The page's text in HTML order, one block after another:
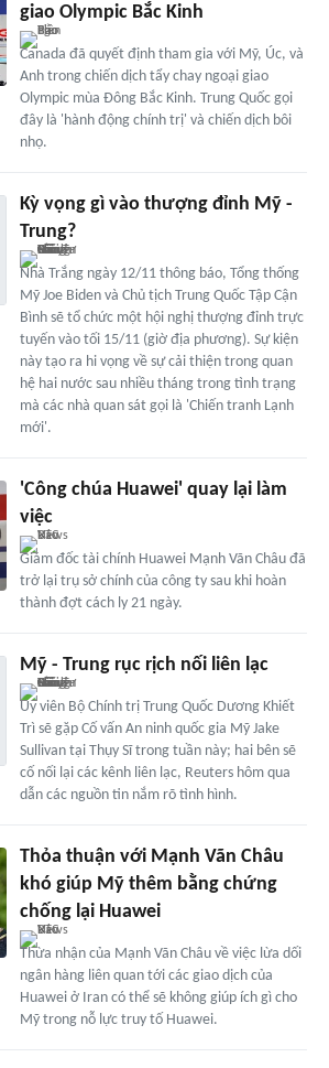
giao Olympic Bắc Kinh
Canada đã quyết định tham gia với Mỹ, Úc, và
Anh trong chiến dịch tẩy chay ngoại giao
Olympic mùa Đông Bắc Kinh. Trung Quốc gọi
đây là 'hành động chính trị' và chiến dịch bôi
nhọ.
Kỳ vọng gì vào thượng đỉnh Mỹ -
Trung?
Nhà Trắng ngày 12/11 thông báo, Tổng thống
Mỹ Joe Biden và Chủ tịch Trung Quốc Tập Cận
Bình sẽ tổ chức một hội nghị thượng đỉnh trực
tuyến vào tối 15/11 (giờ địa phương). Sự kiện
này tạo ra hi vọng về sự cải thiện trong quan
hệ hai nước sau nhiều tháng trong tình trạng
mà các nhà quan sát gọi là 'Chiến tranh Lạnh
mới'.
'Công chúa Huawei' quay lại làm
việc
Giám đốc tài chính Huawei Mạnh Vãn Châu đã
trở lại trụ sở chính của công ty sau khi hoàn
thành đợt cách ly 21 ngày.
Mỹ - Trung rục rịch nối liên lạc
Ủy viên Bộ Chính trị Trung Quốc Dương Khiết
Trì sẽ gặp Cố vấn An ninh quốc gia Mỹ Jake
Sullivan tại Thụy Sĩ trong tuần này; hai bên sẽ
cố nối lại các kênh liên lạc, Reuters hôm qua
dẫn các nguồn tin nắm rõ tình hình.
Thỏa thuận với Mạnh Vãn Châu
khó giúp Mỹ thêm bằng chứng
chống lại Huawei
Thừa nhận của Mạnh Vãn Châu về việc lừa dối
ngân hàng liên quan tới các giao dịch của
Huawei ở Iran có thể sẽ không giúp ích gì cho
Mỹ trong nỗ lực truy tố Huawei.